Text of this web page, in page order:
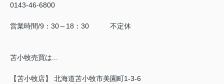
0143-46-6800
営業時間/9：30～18：30 不定休
苫小牧売買は...
【苫小牧店】 北海道苫小牧市美園町1-3-6